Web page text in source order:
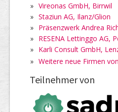
» Vireonas GmbH, Birrwil
» Staziun AG, Ilanz/Glion
» Präsenzwerk Andrea
» RESENA Lettinggo AG,
» Karli Consult GmbH,
» Weitere neue Firmen
Teilnehmer von